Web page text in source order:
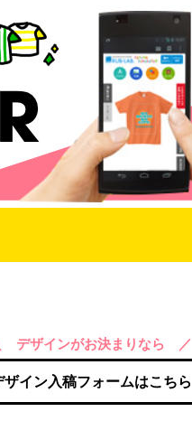
デザインがお決まりなら ／
ザイン入稿フォームはこちら